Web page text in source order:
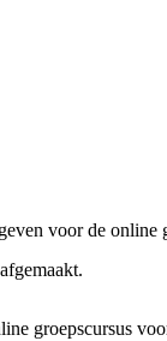
voor de online
groepscursus